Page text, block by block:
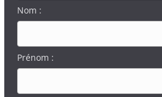
Nom :
Prénom :